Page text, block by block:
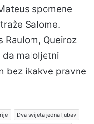
spomene
Salome.
Raulom, Queiroz
maloljetni
bez ikakve pravne
Dva svijeta jedna ljubav